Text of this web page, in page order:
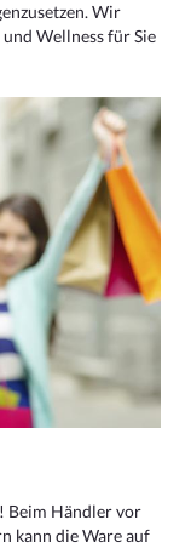
Wir
Wellness für Sie
Beim Händler vor
kann die Ware auf